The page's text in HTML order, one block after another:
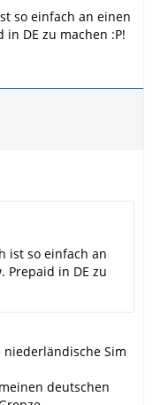
so einfach an einen
DE zu machen :P!
ist so einfach an
Prepaid in DE zu
Sim
deutschen